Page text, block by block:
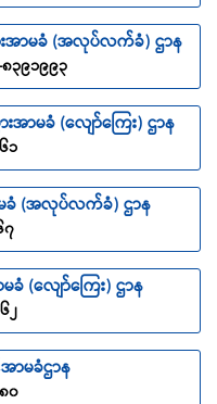
ားအာမခံ (အလုပ်လက်ခံ) ဌာန
၃၉၁၉၉၃
အာမခံ (လျော်ကြေး) ဌာန
၁
ာမခံ (အလုပ်လက်ခံ) ဌာန
၇
ခံ (လျော်ကြေး) ဌာန
၂
မခံဌာန
၀